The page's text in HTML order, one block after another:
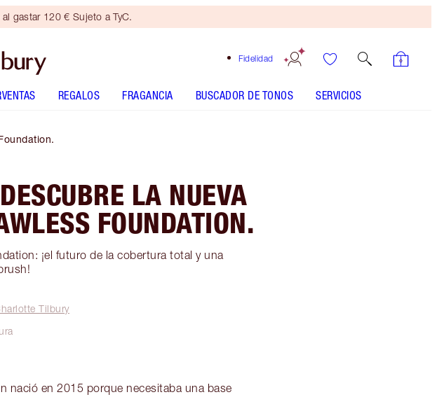
gastar 120 € Sujeto a TyC.
Fidelidad
REGALOS FRAGANCIA BUSCADOR DE TONOS SERVICIOS
LA NUEVA
FOUNDATION.
¡el futuro de la cobertura total y una
Tilbury
nació en 2015 porque necesitaba una base